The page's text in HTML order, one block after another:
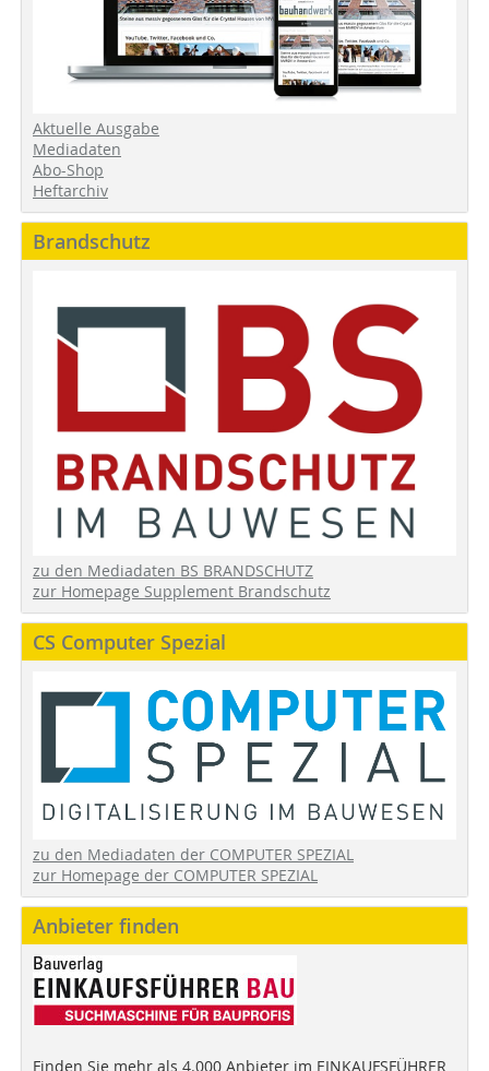
Aktuelle Ausgabe
Mediadaten
Abo-Shop
Heftarchiv
Brandschutz
zu den Mediadaten BS BRANDSCHUTZ
zur Homepage Supplement Brandschutz
CS Computer Spezial
zu den Mediadaten der COMPUTER SPEZIAL
zur Homepage der COMPUTER SPEZIAL
Anbieter finden
Finden Sie mehr als 4.000 Anbieter im EINKAUFSFÜHRER